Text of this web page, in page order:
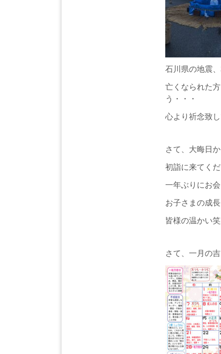
石川県の地震
亡くなられた
う・・・
心より祈念致
さて、大晦日
初詣に来てく
一年ぶりにお
お子さまの成
皆様の温かい
さて、一月の